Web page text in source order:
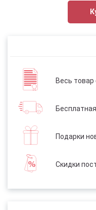
Весь
Подарки
Скидки